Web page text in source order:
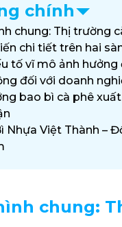
chính
chung: Thị trường
chi tiết trên hai
tố vĩ mô ảnh
đối với doanh
bao bì cà phê
Nhựa Việt Thành –
chung: